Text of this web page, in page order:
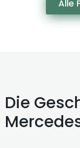
Alle
Die